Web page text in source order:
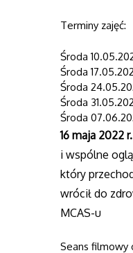
Terminy zajęć:
Środa
Środa
Środa
Środa
Środa
16 maja 2022
i wspólne
który
wrócił do
MCAS-u
Seans filmowy